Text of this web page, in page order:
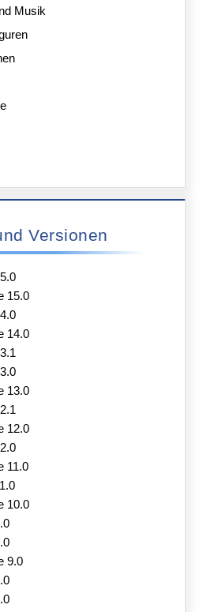
Musik
Versionen
15.0
14.0
13.0
12.0
11.0
10.0
9.0